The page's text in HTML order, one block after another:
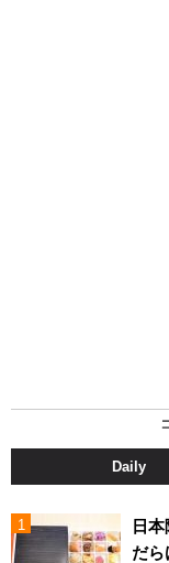
Daily
日
だら